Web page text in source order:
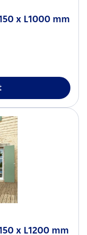
x L1000 mm
x L1200 mm